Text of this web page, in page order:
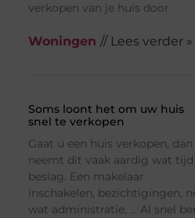
verkopen van je huis door
Woningen // Lees verder »
Soms loont het om uw huis
snel te verkopen
Gaat u een huis verkopen, dan
neemt dit vaak aardig wat tijd
beslag. Een makelaar
inschakelen, bezichtigingen,
wat administratie, … Al snel